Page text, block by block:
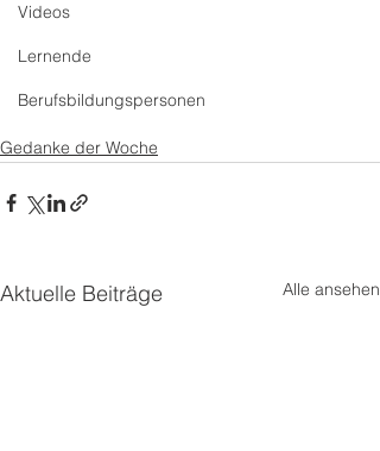
Videos
Lernende
Berufsbildungspersonen
Gedanke der Woche
Aktuelle Beiträge Alle ansehen